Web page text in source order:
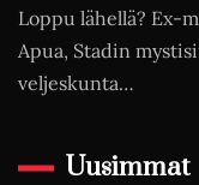
Loppu lähellä? Ex-
Apua, Stadin
veljeskunta…
Uusimmat